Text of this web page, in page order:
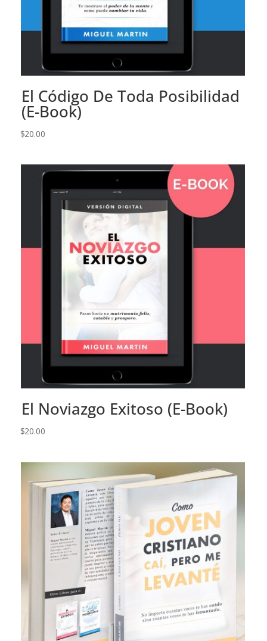
El Código De Toda Posibilidad
(E-Book)
$20.00
El Noviazgo Exitoso (E-Book)
$20.00